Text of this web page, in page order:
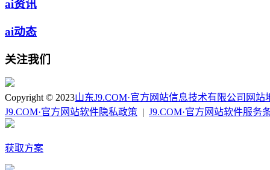
ai资讯
ai动态
关注我们
Copyright © 2023山东J9.COM·官方网站信息技术有限公司 网站
J9.COM·官方网站软件隐私政策
J9.COM·官方网站软件服务
获取方案